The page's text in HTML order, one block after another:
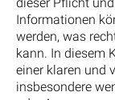
Informationen
werden, was
kann. In diesem
einer klaren und
insbesondere